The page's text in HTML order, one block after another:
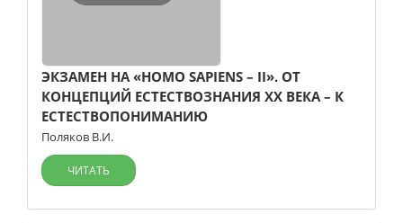
ЭКЗАМЕН НА «HOMO SAPIENS – II». ОТ
КОНЦЕПЦИЙ ЕСТЕСТВОЗНАНИЯ ХХ ВЕКА – К
ЕСТЕСТВОПОНИМАНИЮ
Поляков В.И.
ЧИТАТЬ